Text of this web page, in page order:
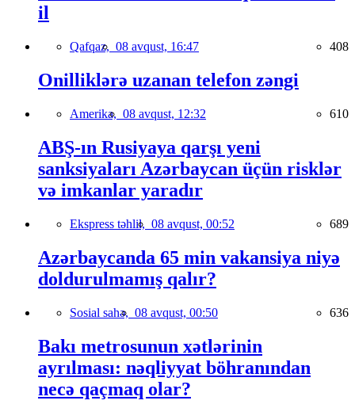
il
Qafqaz, 08 avqust, 16:47 408
Onilliklərə uzanan telefon zəngi
Amerika, 08 avqust, 12:32 610
ABŞ-ın Rusiyaya qarşı yeni
sanksiyaları Azərbaycan üçün risklər
və imkanlar yaradır
Ekspress təhlil, 08 avqust, 00:52 689
Azərbaycanda 65 min vakansiya niyə
doldurulmamış qalır?
Sosial sahə, 08 avqust, 00:50 636
Bakı metrosunun xətlərinin
ayrılması: nəqliyyat böhranından
necə qaçmaq olar?